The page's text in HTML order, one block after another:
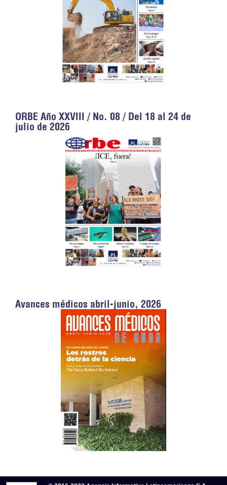
ORBE Año XXVIII / No. 08 / Del 18 al 24 de
julio de 2026
Avances médicos abril-junio, 2026